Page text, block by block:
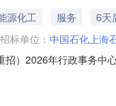
源化工 服务
6天
招标单位： 中国石化上海
招）2026年行政事务
18站18门中分自动门